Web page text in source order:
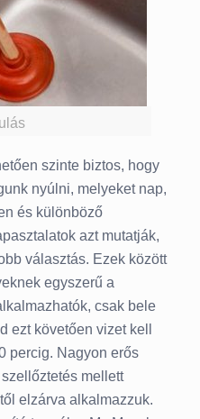
szinte biztos, hogy
nyúlni, melyeket nap,
és különböző
azt mutatják,
választás. Ezek között
egyszerű a
csak bele
ezt követően vizet kell
percig. Nagyon erős
mellett
elzárva alkalmazzuk.